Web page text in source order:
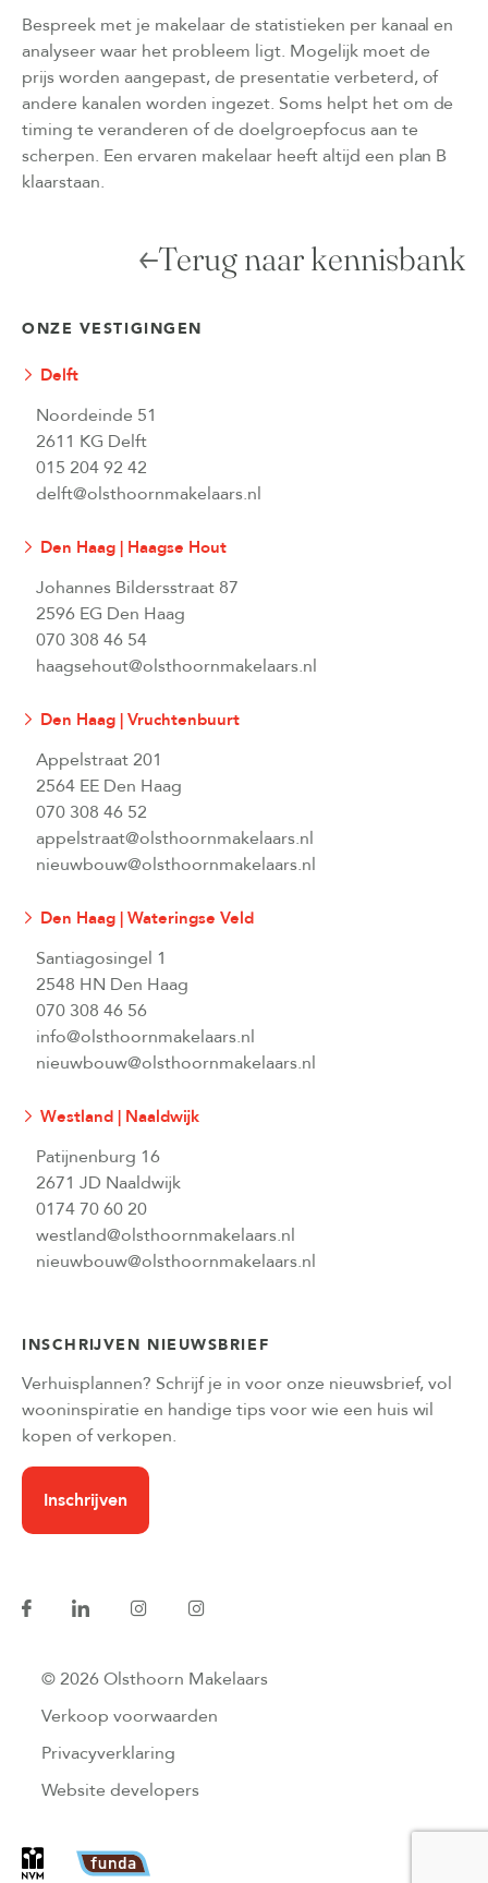
Bespreek met je makelaar de statistieken per kanaal en
analyseer waar het probleem ligt. Mogelijk moet de
prijs worden aangepast, de presentatie verbeterd, of
andere kanalen worden ingezet. Soms helpt het om de
timing te veranderen of de doelgroepfocus aan te
scherpen. Een ervaren makelaar heeft altijd een plan B
klaarstaan.
Terug naar kennisbank
ONZE VESTIGINGEN
Delft
Noordeinde 51
2611 KG Delft
015 204 92 42
delft@olsthoornmakelaars.nl
Den Haag | Haagse Hout
Johannes Bildersstraat 87
2596 EG Den Haag
070 308 46 54
haagsehout@olsthoornmakelaars.nl
Den Haag | Vruchtenbuurt
Appelstraat 201
2564 EE Den Haag
070 308 46 52
appelstraat@olsthoornmakelaars.nl
nieuwbouw@olsthoornmakelaars.nl
Den Haag | Wateringse Veld
Santiagosingel 1
2548 HN Den Haag
070 308 46 56
info@olsthoornmakelaars.nl
nieuwbouw@olsthoornmakelaars.nl
Westland | Naaldwijk
Patijnenburg 16
2671 JD Naaldwijk
0174 70 60 20
westland@olsthoornmakelaars.nl
nieuwbouw@olsthoornmakelaars.nl
INSCHRIJVEN NIEUWSBRIEF
Verhuisplannen? Schrijf je in voor onze nieuwsbrief, vol
wooninspiratie en handige tips voor wie een huis wil
kopen of verkopen.
Inschrijven
© 2026 Olsthoorn Makelaars
Verkoop voorwaarden
Privacyverklaring
Website developers